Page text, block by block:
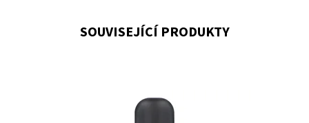
SOUVISEJÍCÍ PRODUKTY
Pro zafixování mikrofragmentů na vlasech při zhuštění